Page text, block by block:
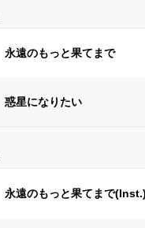
永遠のもっと果てまで
惑星になりたい
永遠のもっと果てまで(Inst.)